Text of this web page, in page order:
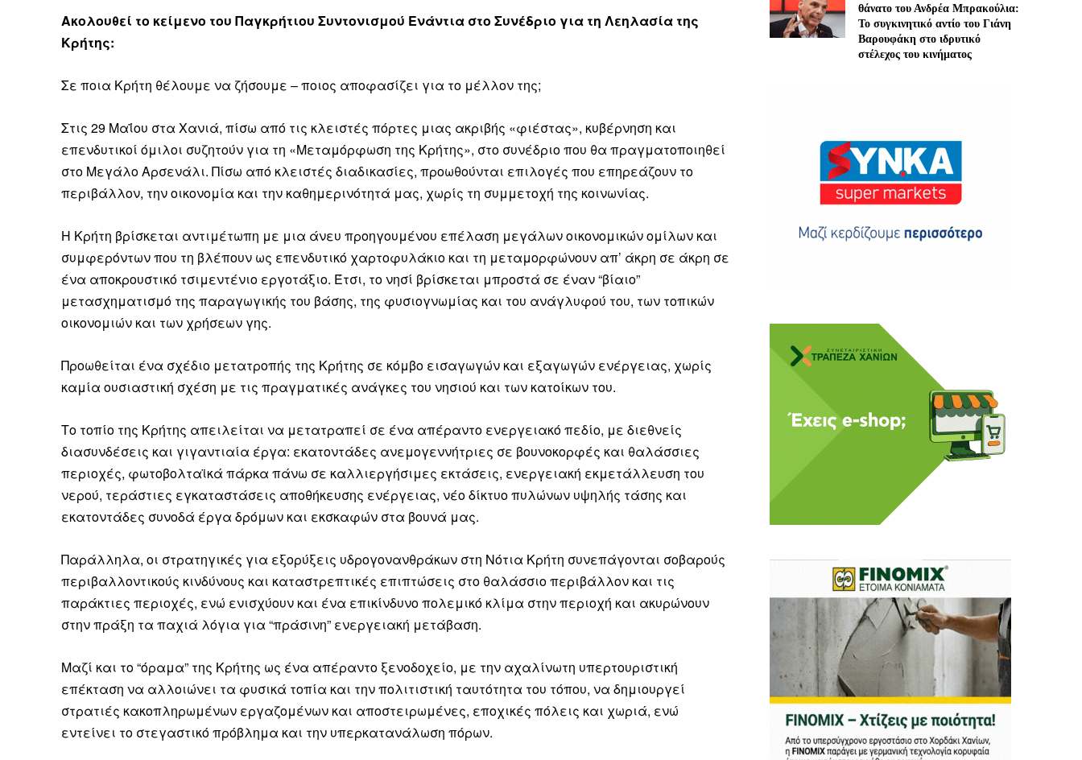
ΕΓΓΡΑΦΕΙΤΕ
Αγώνας της Κρήτης
Ποιοι είμαστε
Στείλτε το άρθρο σας | Κάντε μια δωρεά
Δεν μπορούν όλοι να πληρώσουν. Και το σεβόμαστε.
Αν βρίσκεσαι σε δύσκολη οικονομική κατάσταση, συνέχισε να μας διαβάζεις δωρεάν. Η ενημέρωση πρέπει να
Αν όμως μπορείς, στήριξέ μας σήμερα. Ορίστε δύο καλοί λόγοι για να το κάνεις:
Η στήριξή σου ενισχύει άμεσα την ποιότητα και την ανεξαρτησία της δημοσιογραφίας μας.
Κοστίζει λιγότερο από έναν καφέ και η διαδικασία διαρκεί λιγότερο από 1 λεπτό.
Γίνε συνδρομητής
Ακολουθεί το κείμενο του Παγκρήτιου Συντονισμού Ενάντια στο Συνέδριο για τη Λεηλασία της
Κρήτης:
Σε ποια Κρήτη θέλουμε να ζήσουμε – ποιος αποφασίζει για το μέλλον της;
Στις 29 Μαΐου στα Χανιά, πίσω από τις κλειστές πόρτες μιας ακριβής «φιέστας», κυβέρνηση και
επενδυτικοί όμιλοι συζητούν για τη «Μεταμόρφωση της Κρήτης», στο συνέδριο που θα πραγματοποιηθεί
στο Μεγάλο Αρσενάλι. Πίσω από κλειστές διαδικασίες, προωθούνται επιλογές που επηρεάζουν το
περιβάλλον, την οικονομία και την καθημερινότητά μας, χωρίς τη συμμετοχή της κοινωνίας.
Η Κρήτη βρίσκεται αντιμέτωπη με μια άνευ προηγουμένου επέλαση μεγάλων οικονομικών ομίλων και
συμφερόντων που τη βλέπουν ως επενδυτικό χαρτοφυλάκιο και τη μεταμορφώνουν απ’ άκρη σε άκρη σε
ένα αποκρουστικό τσιμεντένιο εργοτάξιο. Έτσι, το νησί βρίσκεται μπροστά σε έναν “βίαιο”
μετασχηματισμό της παραγωγικής του βάσης, της φυσιογνωμίας και του ανάγλυφού του, των τοπικών
οικονομιών και των χρήσεων γης.
Προωθείται ένα σχέδιο μετατροπής της Κρήτης σε κόμβο εισαγωγών και εξαγωγών ενέργειας, χωρίς
καμία ουσιαστική σχέση με τις πραγματικές ανάγκες του νησιού και των κατοίκων του.
Το τοπίο της Κρήτης απειλείται να μετατραπεί σε ένα απέραντο ενεργειακό πεδίο, με διεθνείς
διασυνδέσεις και γιγαντιαία έργα: εκατοντάδες ανεμογεννήτριες σε βουνοκορφές και θαλάσσιες
περιοχές, φωτοβολταϊκά πάρκα πάνω σε καλλιεργήσιμες εκτάσεις, ενεργειακή εκμετάλλευση του
νερού, τεράστιες εγκαταστάσεις αποθήκευσης ενέργειας, νέο δίκτυο πυλώνων υψηλής τάσης και
εκατοντάδες συνοδά έργα δρόμων και εκσκαφών στα βουνά μας.
Παράλληλα, οι στρατηγικές για εξορύξεις υδρογονανθράκων στη Νότια Κρήτη συνεπάγονται σοβαρούς
περιβαλλοντικούς κινδύνους και καταστρεπτικές επιπτώσεις στο θαλάσσιο περιβάλλον και τις
παράκτιες περιοχές, ενώ ενισχύουν και ένα επικίνδυνο πολεμικό κλίμα στην περιοχή και ακυρώνουν
στην πράξη τα παχιά λόγια για “πράσινη” ενεργειακή μετάβαση.
Μαζί και το “όραμα” της Κρήτης ως ένα απέραντο ξενοδοχείο, με την αχαλίνωτη υπερτουριστική
επέκταση να αλλοιώνει τα φυσικά τοπία και την πολιτιστική ταυτότητα του τόπου, να δημιουργεί
στρατιές κακοπληρωμένων εργαζομένων και αποστειρωμένες, εποχικές πόλεις και χωριά, ενώ
εντείνει το στεγαστικό πρόβλημα και την υπερκατανάλωση πόρων.
θάνατο του Ανδρέα Μπρακούλια:
Το συγκινητικό αντίο του Γιάνη
Βαρουφάκη στο ιδρυτικό
στέλεχος του κινήματος